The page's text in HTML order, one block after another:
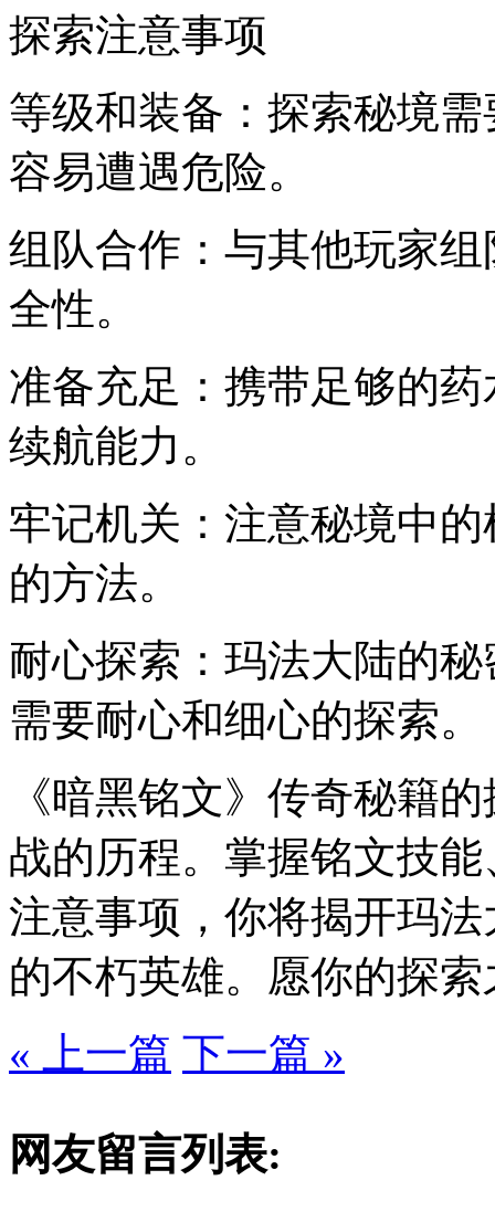
探索注意事项
等级和装备：探索秘境
容易遭遇危险。
组队合作：与其他玩家
全性。
准备充足：携带足够的
续航能力。
牢记机关：注意秘境中
的方法。
耐心探索：玛法大陆的
需要耐心和细心的探索。
《暗黑铭文》传奇秘籍
战的历程。掌握铭文技
注意事项，你将揭开玛
的不朽英雄。愿你的探
« 上一篇 下一篇 »
网友留言列表: